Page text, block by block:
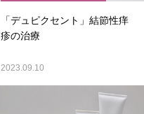
「デュピクセント」結節性痒
疹の治療
2023.09.10